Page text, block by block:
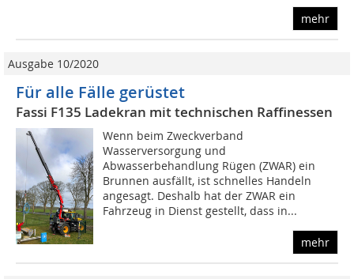
mehr
Ausgabe 10/2020
Für alle Fälle gerüstet
Fassi F135 Ladekran mit technischen Raffinessen
Wenn beim Zweckverband
Wasserversorgung und
Abwasserbehandlung Rügen (ZWAR) ein
Brunnen ausfällt, ist schnelles Handeln
angesagt. Deshalb hat der ZWAR ein
Fahrzeug in Dienst gestellt, dass in...
mehr